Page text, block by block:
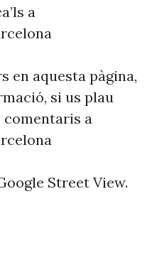
a
en aquesta pàgina,
si us plau
a
Street View.